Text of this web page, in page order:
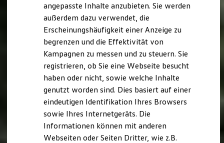
XTL-Dieselkraftstoff
Ersatzteile und Betriebsflüssigkeiten
Original Zubehör und Lifestyle Produkte
myVolkswagen
myVolkswagen Business
Elektrisch & Autonom
Elektro - & Hybridfahrzeuge
Unser Ansatz
Klimafreundlicher Strom
Reichweite & Ladelösungen
Reichweitensimulator
Ladezeitensimulator
Ladelösungen für Privatkunden
Ladelösungen für Gewerbekunden
Wallbox und Ladekabel
angepasste Inhalte anzubieten. Sie werden
außerdem dazu verwendet, die
Erscheinungshäufigkeit einer Anzeige zu
begrenzen und die Effektivität von
Kampagnen zu messen und zu steuern. Sie
registrieren, ob Sie eine Webseite besucht
haben oder nicht, sowie welche Inhalte
genutzt worden sind. Dies basiert auf einer
eindeutigen Identifikation Ihres Browsers
sowie Ihres Internetgeräts. Die
Informationen können mit anderen
Webseiten oder Seiten Dritter, wie z.B.